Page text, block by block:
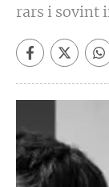
rars i sovint